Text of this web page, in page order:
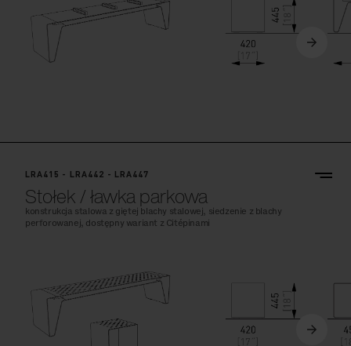
LRA415 - LRA442 - LRA447
Stołek / ławka parkowa
konstrukcja stalowa z giętej blachy stalowej, siedzenie z blachy
perforowanej, dostępny wariant z Citépinami